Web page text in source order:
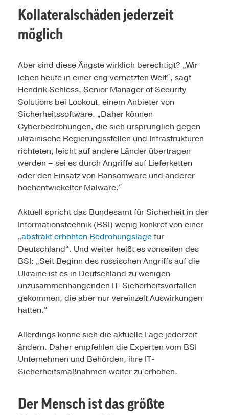
Kollateralschäden jederzeit
möglich
Aber sind diese Ängste wirklich berechtigt? „Wir
leben heute in einer eng vernetzten Welt“, sagt
Hendrik Schless, Senior Manager of Security
Solutions bei Lookout, einem Anbieter von
Sicherheitssoftware. „Daher können
Cyberbedrohungen, die sich ursprünglich gegen
ukrainische Regierungsstellen und Infrastrukturen
richteten, leicht auf andere Länder übertragen
werden – sei es durch Angriffe auf Lieferketten
oder den Einsatz von Ransomware und anderer
hochentwickelter Malware.“
Aktuell spricht das Bundesamt für Sicherheit in der
Informationstechnik (BSI) wenig konkret von einer
„abstrakt erhöhten Bedrohungslagefür
Deutschland“. Und weiter heißt es vonseiten des
BSI: „Seit Beginn des russischen Angriffs auf die
Ukraine ist es in Deutschland zu wenigen
unzusammenhängenden IT-Sicherheitsvorfällen
gekommen, die aber nur vereinzelt Auswirkungen
hatten.“
Allerdings könne sich die aktuelle Lage jederzeit
ändern. Daher empfehlen die Experten vom BSI
Unternehmen und Behörden, ihre IT-
Sicherheitsmaßnahmen weiter zu erhöhen.
Der Mensch ist das größte